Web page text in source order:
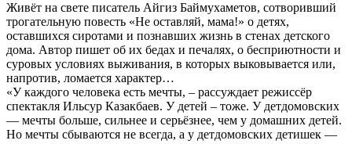
Живёт на свете писатель Айгиз Баймухаметов, сотворивший
трогательную повесть «Не оставляй, мама!» о детях,
оставшихся сиротами и познавших жизнь в стенах детского
дома. Автор пишет об их бедах и печалях, о бесприютности и
суровых условиях выживания, в которых выковывается или,
напротив, ломается характер…
«У каждого человека есть мечты, – рассуждает режиссёр
спектакля Ильсур Казакбаев. У детей – тоже. У детдомовских
— мечты больше, сильнее и серьёзнее, чем у домашних детей.
Но мечты сбываются не всегда, а у детдомовских детишек —